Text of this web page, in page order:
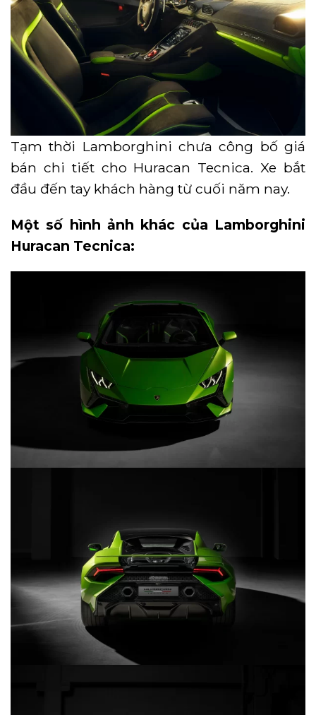
Tạm thời Lamborghini chưa công bố giá
bán chi tiết cho Huracan Tecnica. Xe bắt
đầu đến tay khách hàng từ cuối năm nay.
Một số hình ảnh khác của Lamborghini
Huracan Tecnica: